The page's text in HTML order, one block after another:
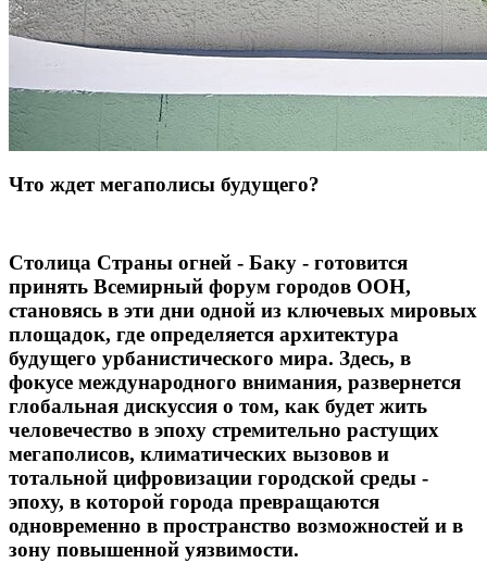
Что ждет мегаполисы будущего?
Столица Страны огней - Баку - готовится
принять Всемирный форум городов ООН,
становясь в эти дни одной из ключевых мировых
площадок, где определяется архитектура
будущего урбанистического мира. Здесь, в
фокусе международного внимания, развернется
глобальная дискуссия о том, как будет жить
человечество в эпоху стремительно растущих
мегаполисов, климатических вызовов и
тотальной цифровизации городской среды -
эпоху, в которой города превращаются
одновременно в пространство возможностей и в
зону повышенной уязвимости.